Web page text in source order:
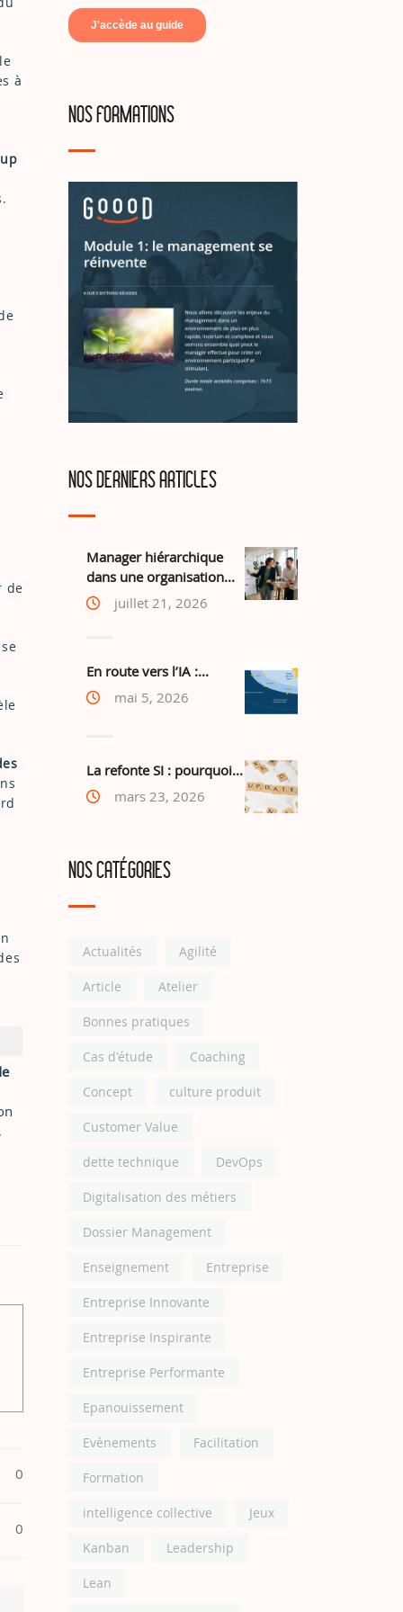
à
de
0
0
NOS FORMATIONS
NOS DERNIERS ARTICLES
Manager hiérarchique
dans une organisation...
juillet 21, 2026
En route vers l’IA :...
mai 5, 2026
La refonte SI : pourquoi...
mars 23, 2026
NOS CATÉGORIES
Actualités Agilité
Article Atelier
Bonnes pratiques
Cas d'étude Coaching
Concept culture produit
Customer Value
dette technique DevOps
Digitalisation des métiers
Dossier Management
Enseignement Entreprise
Entreprise Innovante
Entreprise Inspirante
Entreprise Performante
Epanouissement
Evènements Facilitation
Formation
intelligence collective Jeux
Kanban Leadership
Lean